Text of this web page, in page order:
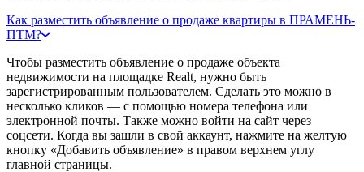
Как разместить объявление о продаже квартиры в ПРАМЕНЬ-
ПТМ?
Чтобы разместить объявление о продаже объекта
недвижимости на площадке Realt, нужно быть
зарегистрированным пользователем. Сделать это можно в
несколько кликов — с помощью номера телефона или
электронной почты. Также можно войти на сайт через
соцсети. Когда вы зашли в свой аккаунт, нажмите на желтую
кнопку «Добавить объявление» в правом верхнем углу
главной страницы.